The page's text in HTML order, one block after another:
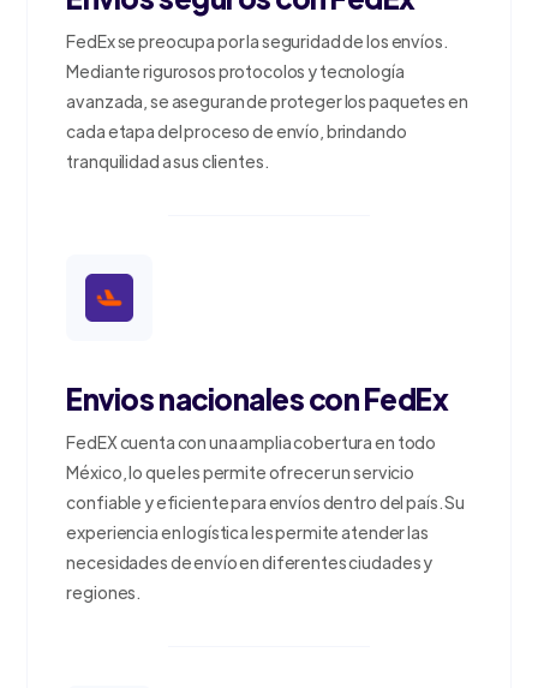
FedEx se preocupa por la seguridad de los envíos.
Mediante rigurosos protocolos y tecnología
avanzada, se aseguran de proteger los paquetes en
cada etapa del proceso de envío, brindando
tranquilidad a sus clientes.
Envios nacionales con FedEx
FedEX cuenta con una amplia cobertura en todo
México, lo que les permite ofrecer un servicio
confiable y eficiente para envíos dentro del país. Su
experiencia en logística les permite atender las
necesidades de envío en diferentes ciudades y
regiones.